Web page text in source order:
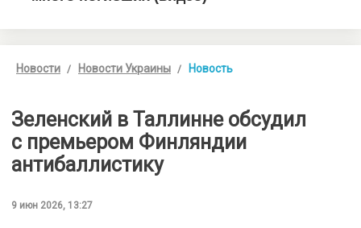
Новости Новости Украины Новость
Зеленский в Таллинне обсудил
с премьером Финляндии
антибаллистику
9 июн 2026, 13:27